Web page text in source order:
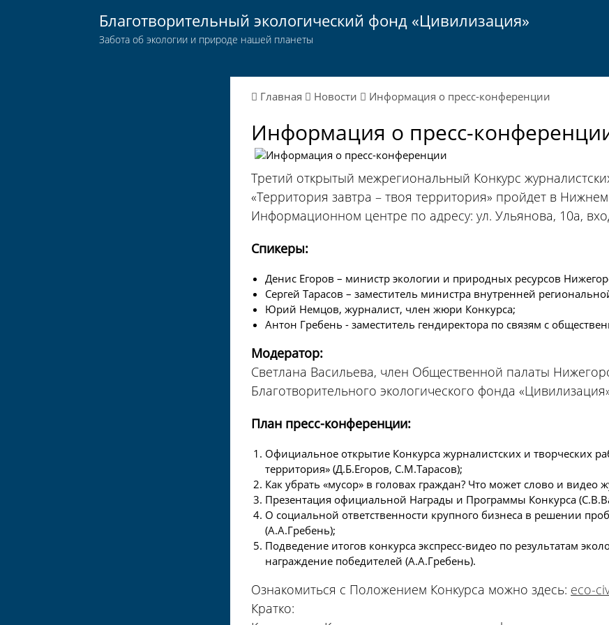
Благотворительный экологический фонд «Цивилизация»
Забота об экологии и природе нашей планеты
Главная Новости Информация о пресс-конференции
Информация о пресс-
Третий открытый межрегиональный Конкурс
«Территория завтра – твоя территория» пройдет в
Информационном центре по адресу: ул. Ульянова, 10а,
Спикеры:
Денис Егоров – министр экологии и природных ресурсов
Сергей Тарасов – заместитель министра внутренней
Юрий Немцов, журналист, член жюри Конкурса;
Антон Гребень - заместитель гендиректора по связям с
Модератор:
Светлана Васильева, член Общественной палаты
Благотворительного экологического фонда
План пресс-конференции:
Официальное открытие Конкурса журналистских и творческих
территория» (Д.Б.Егоров, С.М.Тарасов);
Как убрать «мусор» в головах граждан? Что может слово и видео
Презентация официальной Награды и Программы Конкурса
О социальной ответственности крупного бизнеса в решении
(А.А.Гребень);
Подведение итогов конкурса экспресс-видео по результатам
награждение победителей (А.А.Гребень).
Ознакомиться с Положением Конкурса можно здесь: eco-
Кратко: